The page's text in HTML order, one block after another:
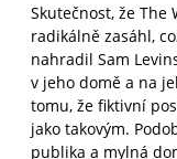
Skutečnost, že
radikálně zasáhl,
nahradil Sam
v jeho domě a na
tomu, že fiktivní
jako takovým.
publika a mylná